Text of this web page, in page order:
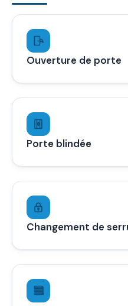
Ouverture de porte
Porte blindée
Changement de